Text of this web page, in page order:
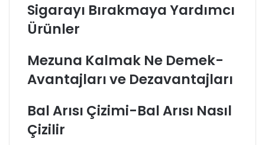
Sigarayı Bırakmaya Yardımcı
Ürünler
Mezuna Kalmak Ne Demek-
Avantajları ve Dezavantajları
Bal Arısı Çizimi-Bal Arısı Nasıl
Çizilir